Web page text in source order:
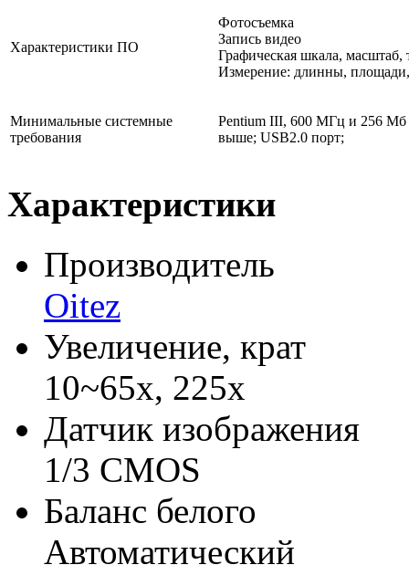
Характеристики ПО
Фотосъемка
Запись видео
Графическая шкала, масштаб,
Измерение: длинны, площади,
Минимальные системные
требования
Pentium III, 600 МГц и 256 Мб
выше; USB2.0 порт;
Характеристики
Производитель
Oitez
Увеличение, крат
10~65x, 225x
Датчик изображения
1/3 CMOS
Баланс белого
Автоматический